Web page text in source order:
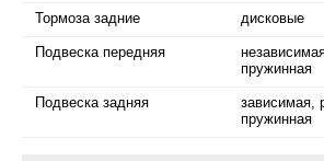
Тормоза задние дисковые
Подвеска передняя
пружинная
Подвеска задняя
зависимая,
пружинная